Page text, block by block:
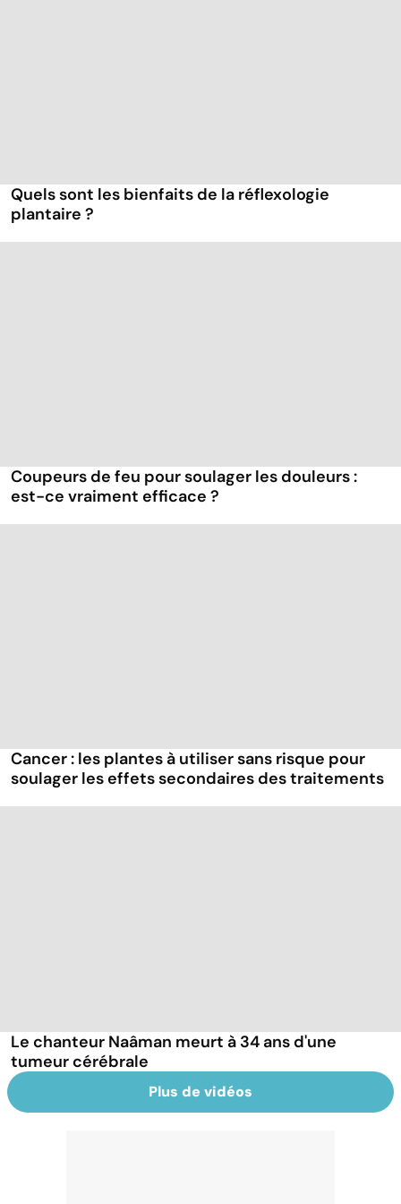
Quels sont les bienfaits de la réflexologie
plantaire ?
Coupeurs de feu pour soulager les douleurs :
est-ce vraiment efficace ?
Cancer : les plantes à utiliser sans risque pour
soulager les effets secondaires des traitements
Le chanteur Naâman meurt à 34 ans d'une
tumeur cérébrale
Plus de vidéos